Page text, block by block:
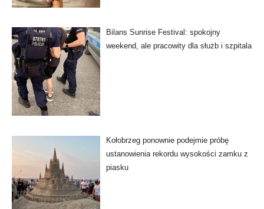
Bilans Sunrise Festival: spokojny
weekend, ale pracowity dla służb i szpitala
Kołobrzeg ponownie podejmie próbę
ustanowienia rekordu wysokości zamku z
piasku